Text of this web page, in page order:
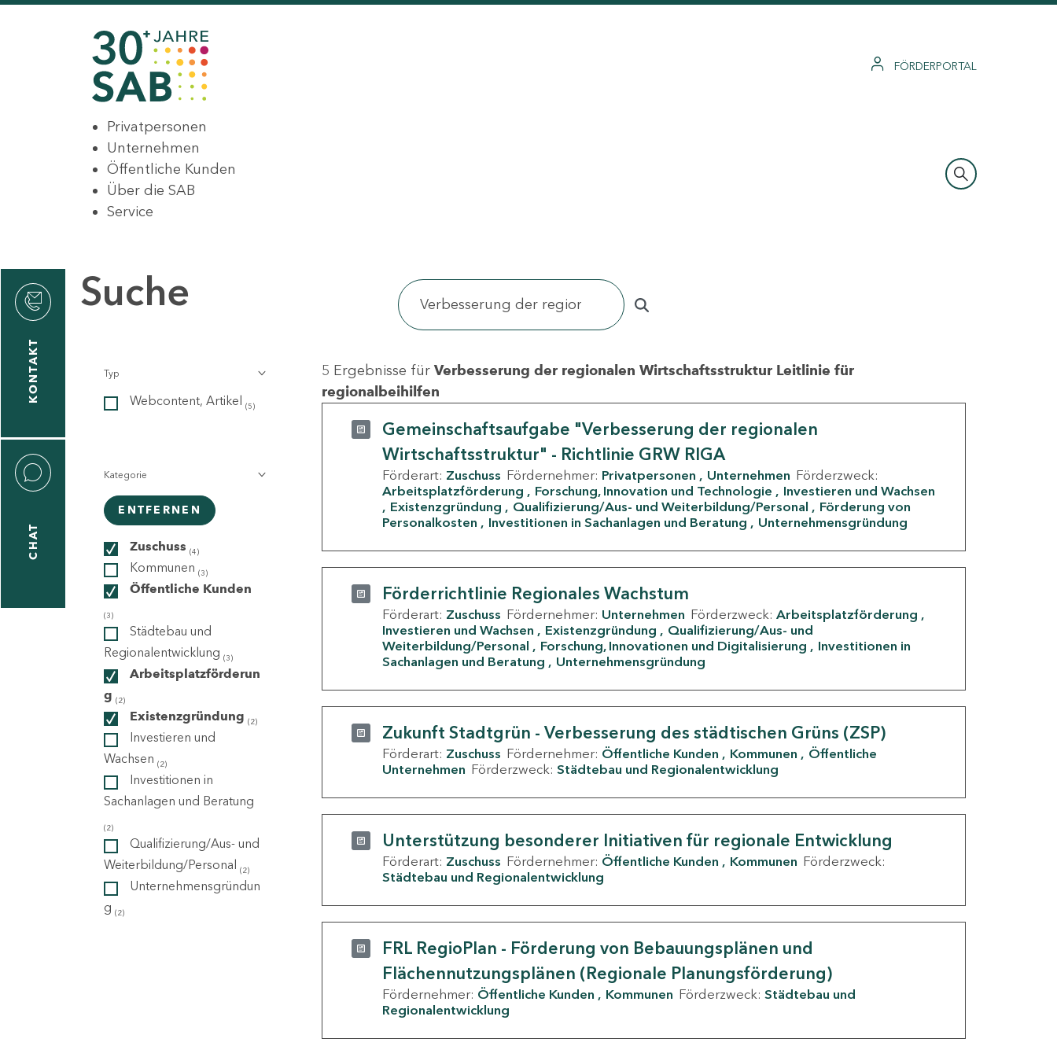
FÖRDERPORTAL
Privatpersonen
Unternehmen
Öffentliche Kunden
Über die SAB
Service
KONTAKT
CHAT
Suche
Typ
Webcontent, Artikel (5)
Kategorie
ENTFERNEN
Zuschuss (4)
Kommunen (3)
Öffentliche Kunden
(3)
Städtebau und
Regionalentwicklung (3)
Arbeitsplatzförderun
g (2)
Existenzgründung (2)
Investieren und
Wachsen (2)
Investitionen in
Sachanlagen und Beratung
(2)
Qualifizierung/Aus- und
Weiterbildung/Personal (2)
Unternehmensgründun
g (2)
5 Ergebnisse für Verbesserung der regionalen Wirtschaftsstruktur Leitlinie für
regionalbeihilfen
Gemeinschaftsaufgabe "Verbesserung der regionalen
Wirtschaftsstruktur" - Richtlinie GRW RIGA
Förderart: Zuschuss Fördernehmer: Privatpersonen Unternehmen Förderzweck:
Arbeitsplatzförderung
Forschung, Innovation und Technologie
Investieren und Wachsen
Existenzgründung
Qualifizierung/Aus- und Weiterbildung/Personal
Förderung von
Personalkosten
Investitionen in Sachanlagen und Beratung Unternehmensgründung
Förderrichtlinie Regionales Wachstum
Förderart: Zuschuss Fördernehmer: Unternehmen Förderzweck: Arbeitsplatzförderung
Investieren und Wachsen
Existenzgründung
Qualifizierung/Aus- und
Weiterbildung/Personal
Forschung, Innovationen und Digitalisierung
Investitionen in
Sachanlagen und Beratung
Unternehmensgründung
Zukunft Stadtgrün - Verbesserung des städtischen Grüns (ZSP)
Förderart: Zuschuss Fördernehmer: Öffentliche Kunden Kommunen
Öffentliche
Unternehmen Förderzweck: Städtebau und Regionalentwicklung
Unterstützung besonderer Initiativen für regionale Entwicklung
Förderart: Zuschuss Fördernehmer: Öffentliche Kunden Kommunen Förderzweck:
Städtebau und Regionalentwicklung
FRL RegioPlan - Förderung von Bebauungsplänen und
Flächennutzungsplänen (Regionale Planungsförderung)
Fördernehmer: Öffentliche Kunden Kommunen Förderzweck: Städtebau und
Regionalentwicklung